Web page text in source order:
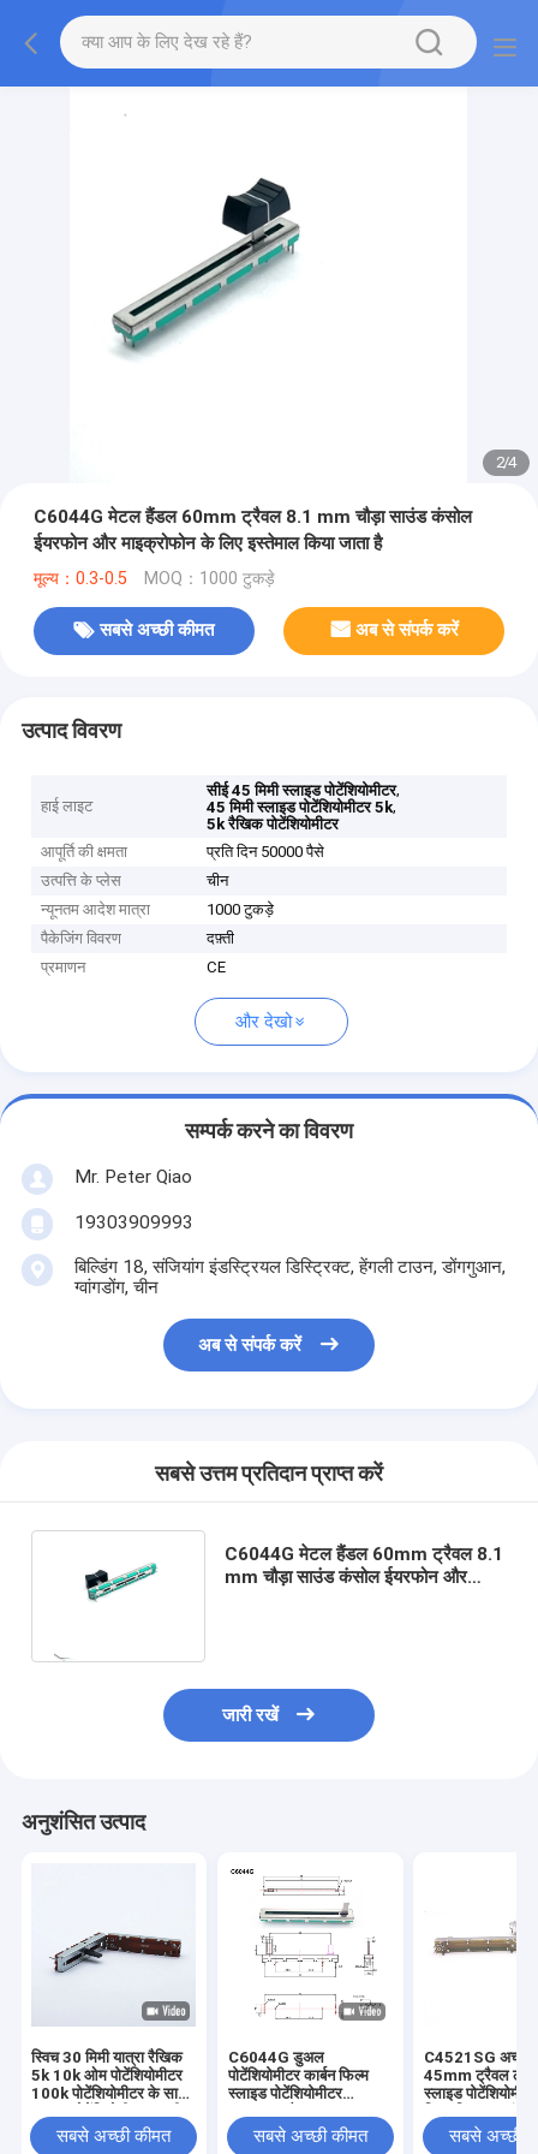
2/4
C6044G मेटल हैंडल 60mm ट्रैवल 8.1 mm चौड़ा साउंड कंसोल
ईयरफोन और माइक्रोफोन के लिए इस्तेमाल किया जाता है
मूल्य：0.3-0.5 MOQ：1000 टुकड़े
सबसे अच्छी कीमत अब से संपर्क करें
उत्पाद विवरण
हाई लाइट
सीई 45 मिमी स्लाइड पोटेंशियोमीटर,
45 मिमी स्लाइड पोटेंशियोमीटर 5k,
5k रैखिक पोटेंशियोमीटर
आपूर्ति की क्षमता
प्रति दिन 50000 पैसे
उत्पत्ति के प्लेस
चीन
न्यूनतम आदेश मात्रा
1000 टुकड़े
पैकेजिंग विवरण
दफ़्ती
प्रमाणन
CE
और देखो
सम्पर्क करने का विवरण
Mr. Peter Qiao
19303909993
बिल्डिंग 18, संजियांग इंडस्ट्रियल डिस्ट्रिक्ट, हेंगली टाउन, डोंगगुआन,
ग्वांगडोंग, चीन
अब से संपर्क करें
सबसे उत्तम प्रतिदान प्राप्त करें
C6044G मेटल हैंडल 60mm ट्रैवल 8.1
mm चौड़ा साउंड कंसोल ईयरफोन और
जारी रखें
अनुशंसित उत्पाद
स्विच 30 मिमी यात्रा रैखिक
5k 10k ओम पोटेंशियोमीटर
100k पोटेंशियोमीटर के साथ
निर्मातासबसे अच्छी कीमत
C6044G डुअल
पोटेंशियोमीटर कार्बन फिल्म
स्लाइड पोटेंशियोमीटर
लीनियर स्टीरियो पोटेंशियोमीटर
सबसे अच्छी कीमत
C4521SG अच्छी
45mm ट्रैवल
स्लाइड
पोटेंशियोमीटर B10K
पोटेंशियोमीटर
सबसे अच्छी